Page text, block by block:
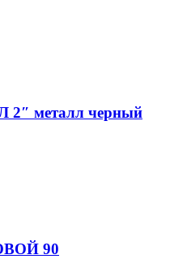
2″ металл черный
90